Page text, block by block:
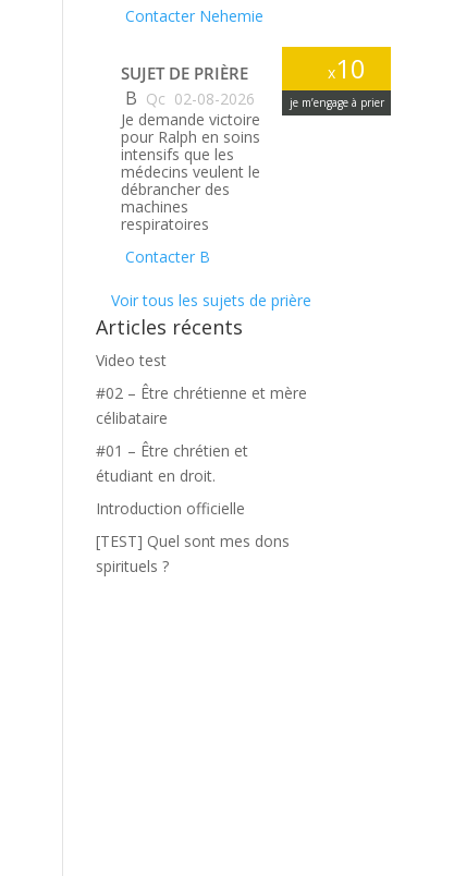
Contacter Nehemie
x10
je m’engage à prier
SUJET DE PRIÈRE
B Qc 02-08-2026
Je demande victoire
pour Ralph en soins
intensifs que les
médecins veulent le
débrancher des
machines
respiratoires
Contacter B
Voir tous les sujets de prière
Articles récents
Video test
#02 – Être chrétienne et mère
célibataire
#01 – Être chrétien et
étudiant en droit.
Introduction officielle
[TEST] Quel sont mes dons
spirituels ?